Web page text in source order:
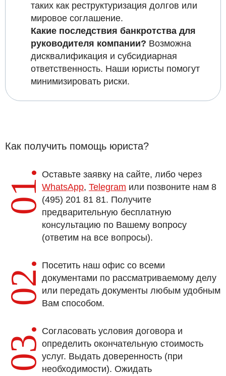
таких как реструктуризация долгов или
мировое соглашение.
Какие последствия банкротства для
руководителя компании? Возможна
дисквалификация и субсидиарная
ответственность. Наши юристы помогут
минимизировать риски.
Как получить помощь юриста?
01.Оставьте заявку на сайте, либо через
WhatsApp, Telegram или позвоните нам 8
(495) 201 81 81. Получите
предварительную бесплатную
консультацию по Вашему вопросу
(ответим на все вопросы).
02.Посетить наш офис со всеми
документами по рассматриваемому делу
или передать документы любым удобным
Вам способом.
03.Согласовать условия договора и
определить окончательную стоимость
услуг. Выдать доверенность (при
необходимости). Ожидать